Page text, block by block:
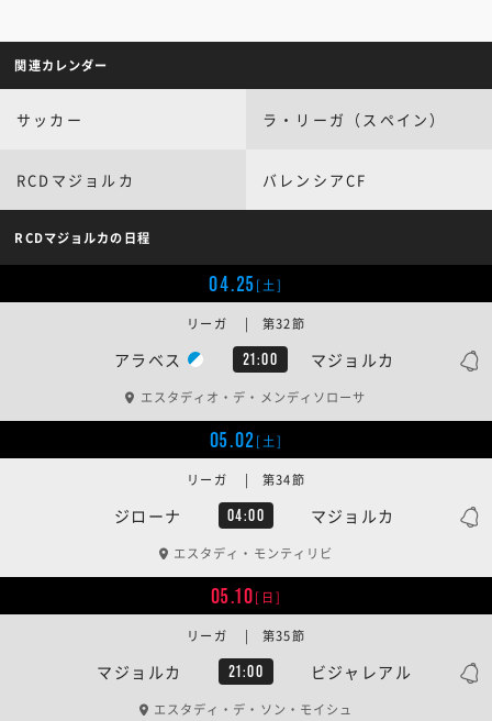
関連カレンダー
サッカー ラ・リーガ（スペイン）
RCDマジョルカ バレンシアCF
RCDマジョルカの日程
04.25[土]
アラベス 21:00 マジョルカ
リーガ | 第32節
エスタディオ・デ・メンディソローサ
05.02[土]
ジローナ 04:00 マジョルカ
リーガ | 第34節
エスタディ・モンティリビ
05.10[日]
マジョルカ 21:00 ビジャレアル
リーガ | 第35節
エスタディ・デ・ソン・モイシュ